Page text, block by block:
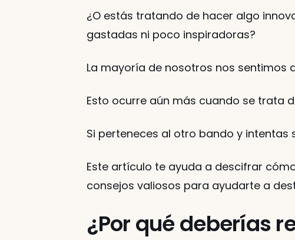
¿O estás tratando de hacer algo
gastadas ni poco inspiradoras?
La mayoría de nosotros nos sentimos
Esto ocurre aún más cuando se trata
Si perteneces al otro bando y intentas
Este artículo te ayuda a descifrar
consejos valiosos para ayudarte a
¿Por qué deberías